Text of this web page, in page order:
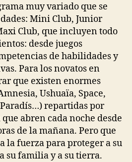
muy variado que se
Mini Club, Junior
Club, que incluyen todo
desde juegos
de habilidades y
Para los novatos en
que existen enormes
Ushuaïa, Space,
repartidas por
abren cada noche desde
de la mañana. Pero que
la fuerza para proteger a su
su familia y a su tierra.